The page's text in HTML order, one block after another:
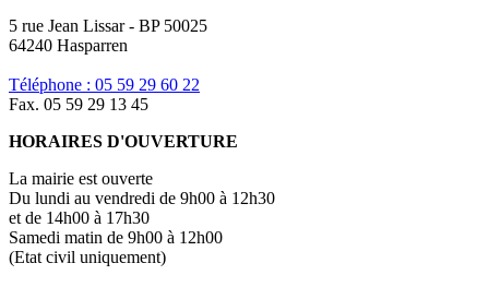
5 rue Jean Lissar - BP 50025
64240 Hasparren
Téléphone : 05 59 29 60 22
Fax. 05 59 29 13 45
HORAIRES D'OUVERTURE
La mairie est ouverte
Du lundi au vendredi de 9h00 à 12h30
et de 14h00 à 17h30
Samedi matin de 9h00 à 12h00
(Etat civil uniquement)